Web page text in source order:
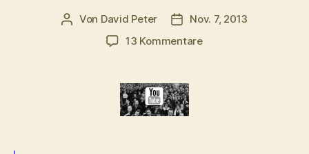
Beitragsautor
Von David Peter Veröffentlichungsdatum
Nov. 7, 2013
13 Kommentarezu